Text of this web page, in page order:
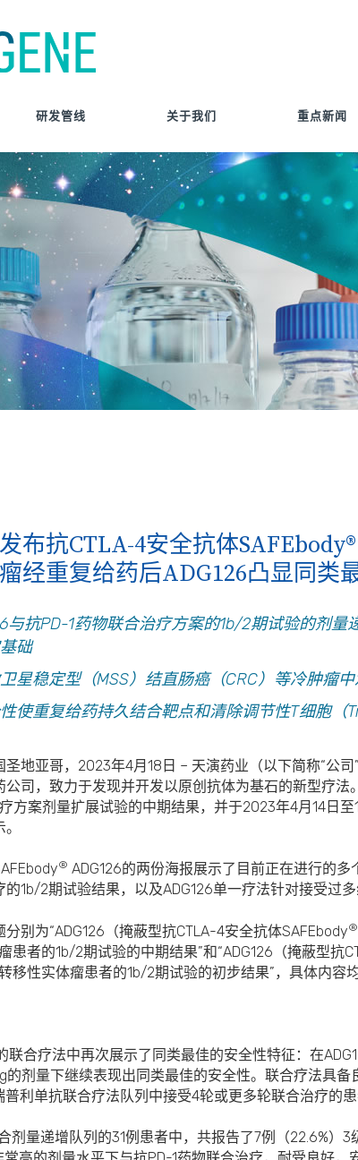
研发管线 关于我们 重点新闻
布抗CTLA-4安全抗体
经重复给药后ADG126凸显同类
与抗PD-1药物联合治疗方案的1b/2期试验的剂量
础
星稳定型（MSS）结直肠癌（CRC）等冷肿瘤
使重复给药持久结合靶点和清除调节性T细胞（
圣地亚哥，2023年4月18日 – 天演药业（以下简称“公
公司，致力于发现并开发以原创抗体为基石的新型疗
方案剂量扩展试验的中期结果，并于2023年4月14日
® ADG126的两份海报展示了目前正在进行的
1b/2期试验结果，以及ADG126单一疗法针对接受过
别为“ADG126（掩蔽型抗CTLA-4安全抗体SAFEbody®
患者的1b/2期试验的中期结果”和“ADG126（掩蔽型抗
移性实体瘤患者的1b/2期试验的初步结果”，具体内容
联合疗法中再次展示了同类最佳的安全性特征： 在
的剂量下继续表现出同类最佳的安全性。联合疗法具
利单抗联合疗法队列中接受4轮或更多轮联合治疗的患
剂量递增队列的31例患者中，共报告了7例（22.6%